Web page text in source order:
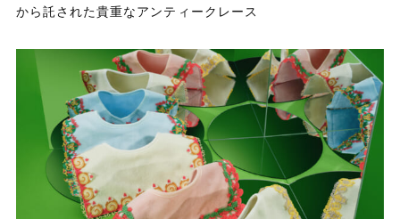
から託された貴重なアンティークレース